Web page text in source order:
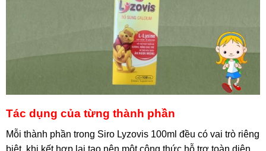
Tác dụng của từng thành phần
Mỗi thành phần trong Siro Lyzovis 100ml đều có vai trò riêng
biệt, khi kết hợp lại tạo nên một công thức hỗ trợ toàn diện